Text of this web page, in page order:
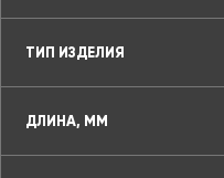
ТИП ИЗДЕЛИЯ
ДЛИНА, ММ